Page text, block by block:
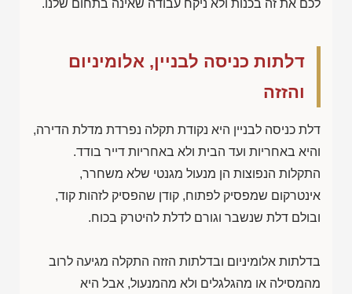
לכם את זה בכנות ולא ניקח עבודה שאינה בתחום שלנו.
דלתות כניסה לבניין, אלומיניום
והזזה
דלת כניסה לבניין היא נקודת תקלה נפרדת מדלת הדירה,
והיא באחריות ועד הבית ולא באחריות דייר בודד.
התקלות הנפוצות הן מנעול מגנטי שלא משחרר,
אינטרקום שמפסיק לפתוח, קודן שהפסיק לזהות קוד,
ובולם דלת שנשבר וגורם לדלת להיטרק בכוח.
בדלתות אלומיניום ובדלתות הזזה התקלה מגיעה לרוב
מהמסילה או מהגלגלים ולא מהמנעול, אבל היא